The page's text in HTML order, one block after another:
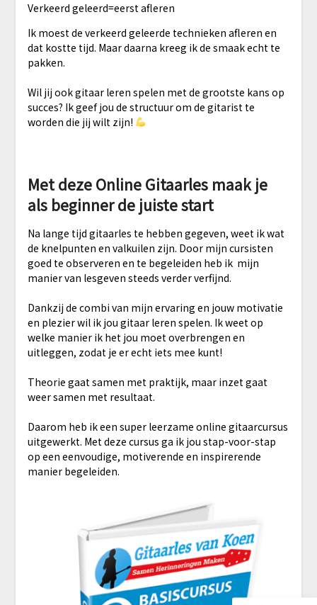
Verkeerd geleerd=eerst afleren
Ik moest de verkeerd geleerde technieken afleren en
dat kostte tijd. Maar daarna kreeg ik de smaak echt te
pakken.
Wil jij ook gitaar leren spelen met de grootste kans op
succes? Ik geef jou de structuur om de gitarist te
worden die jij wilt zijn!
Met deze Online Gitaarles maak je
als beginner de juiste start
Na lange tijd gitaarles te hebben gegeven, weet ik wat
de knelpunten en valkuilen zijn. Door mijn cursisten
goed te observeren en te begeleiden heb ik mijn
manier van lesgeven steeds verder verfijnd.
Dankzij de combi van mijn ervaring en jouw motivatie
en plezier wil ik jou gitaar leren spelen. Ik weet op
welke manier ik het jou moet overbrengen en
uitleggen, zodat je er echt iets mee kunt!
Theorie gaat samen met praktijk, maar inzet gaat
weer samen met resultaat.
Daarom heb ik een super leerzame online gitaarcursus
uitgewerkt. Met deze cursus ga ik jou stap-voor-stap
op een eenvoudige, motiverende en inspirerende
manier begeleiden.